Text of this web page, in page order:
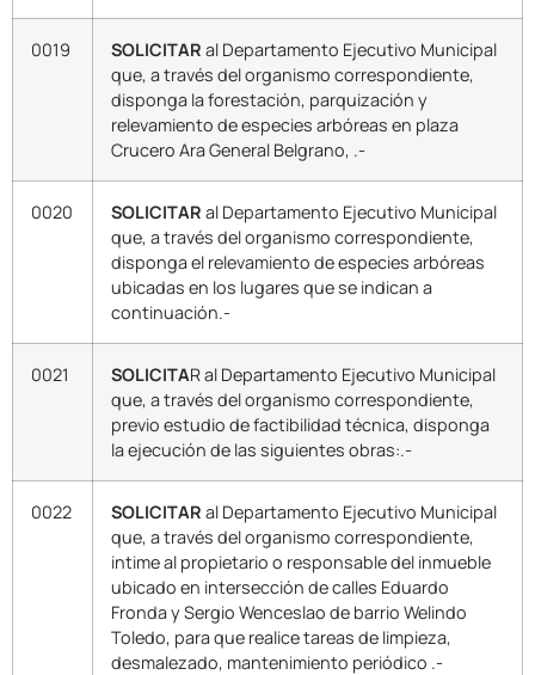
0019 SOLICITAR al Departamento Ejecutivo Municipal
que, a través del organismo correspondiente,
disponga la forestación, parquización y
relevamiento de especies arbóreas en plaza
Crucero Ara General Belgrano, .-
0020 SOLICITAR al Departamento Ejecutivo Municipal
que, a través del organismo correspondiente,
disponga el relevamiento de especies arbóreas
ubicadas en los lugares que se indican a
continuación.-
0021 SOLICITAR al Departamento Ejecutivo Municipal
que, a través del organismo correspondiente,
previo estudio de factibilidad técnica, disponga
la ejecución de las siguientes obras:.-
0022 SOLICITAR al Departamento Ejecutivo Municipal
que, a través del organismo correspondiente,
intime al propietario o responsable del inmueble
ubicado en intersección de calles Eduardo
Fronda y Sergio Wenceslao de barrio Welindo
Toledo, para que realice tareas de limpieza,
desmalezado, mantenimiento periódico .-